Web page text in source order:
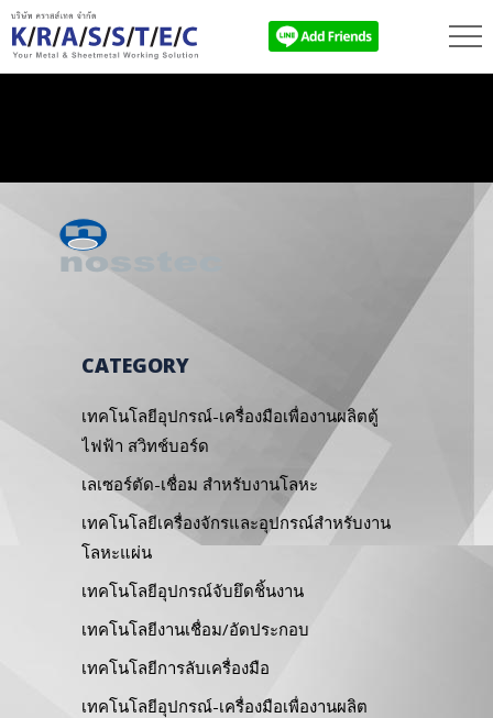
CATEGORY
เทคโนโลยีอุปกรณ์-เครื่องมือเพื่องานผลิตตู้
ไฟฟ้า สวิทช์บอร์ด
เลเซอร์ตัด-เชื่อม สำหรับงานโลหะ
เทคโนโลยีเครื่องจักรและอุปกรณ์สำหรับงาน
โลหะแผ่น
เทคโนโลยีอุปกรณ์จับยึดชิ้นงาน
เทคโนโลยีงานเชื่อม/อัดประกอบ
เทคโนโลยีการลับเครื่องมือ
เทคโนโลยีอุปกรณ์-เครื่องมือเพื่องานผลิต